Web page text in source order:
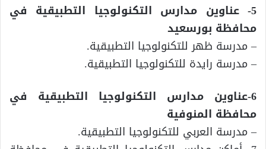
5- عناوين مدارس التكنولوجيا التطبيقية في
محافظة بورسعيد
– مدرسة ظهر للتكنولوجيا التطبيقية.
– مدرسة رايدة للتكنولوجيا التطبيقية.
6-عناوين مدارس التكنولوجيا التطبيقية في
محافظة المنوفية
– مدرسة العربي للتكنولوجيا التطبيقية.